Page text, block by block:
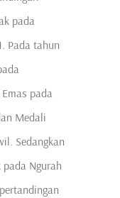
pada
Pada tahun
pada
Medali
Sedangkan
Ngurah